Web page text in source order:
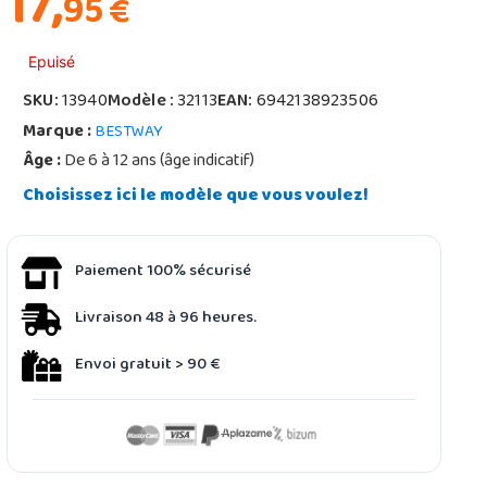
95€
Epuisé
SKU:13940Modèle :32113EAN:6942138923506
Marque :BESTWAY
Âge :De 6 à 12 ans (âge indicatif)
Choisissez ici le modèle que vous voulez!
Paiement 100% sécurisé
Livraison 48 à 96 heures.
Envoi gratuit > 90 €